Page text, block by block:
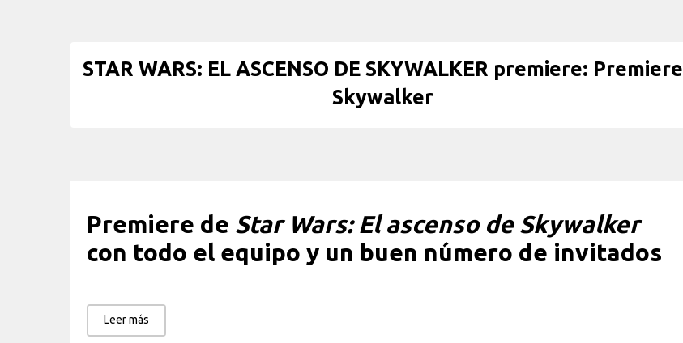
STAR WARS: EL ASCENSO DE SKYWALKER premiere: Premiere
Skywalker
Premiere de Star Wars: El ascenso de Skywalker
con todo el equipo y un buen número de invitados
Leer más